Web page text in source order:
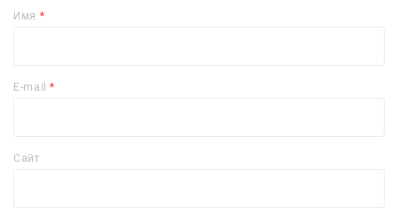
Имя *
E-mail*
Сайт